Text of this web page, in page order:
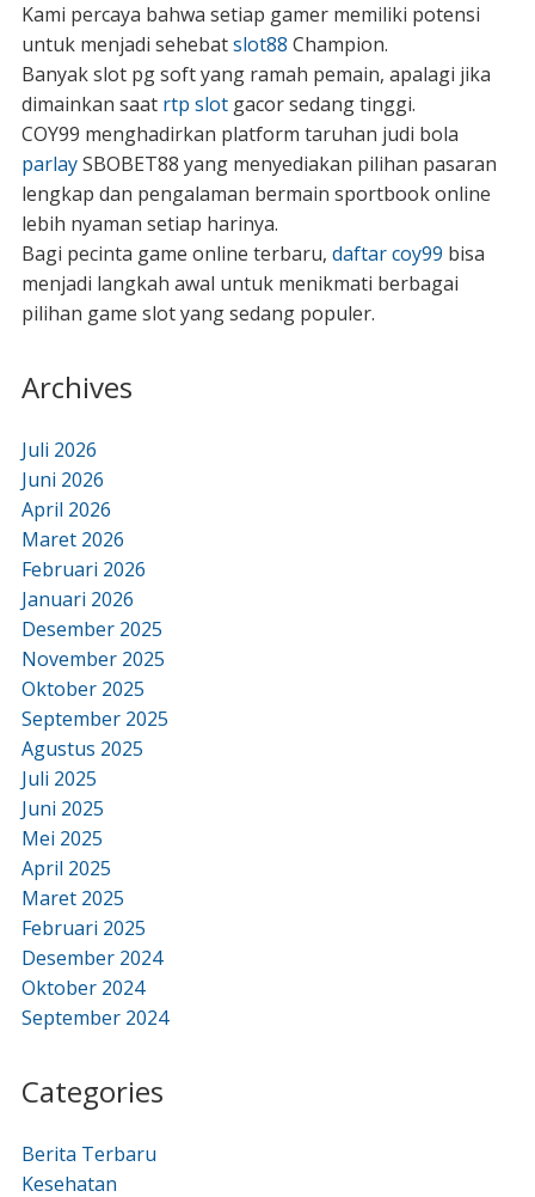
Kami percaya bahwa setiap gamer memiliki potensi
untuk menjadi sehebatslot88 Champion.
Banyak slot pg soft yang ramah pemain, apalagi jika
dimainkan saat rtp slotgacor sedang tinggi.
COY99 menghadirkan platform taruhan judi bola
parlaySBOBET88 yang menyediakan pilihan pasaran
lengkap dan pengalaman bermain sportbook online
lebih nyaman setiap harinya.
Bagi pecinta game online terbaru, daftar coy99 bisa
menjadi langkah awal untuk menikmati berbagai
pilihan game slot yang sedang populer.
Archives
Juli 2026
Juni 2026
April 2026
Maret 2026
Februari 2026
Januari 2026
Desember 2025
November 2025
Oktober 2025
September 2025
Agustus 2025
Juli 2025
Juni 2025
Mei 2025
April 2025
Maret 2025
Februari 2025
Desember 2024
Oktober 2024
September 2024
Categories
Berita Terbaru
Kesehatan